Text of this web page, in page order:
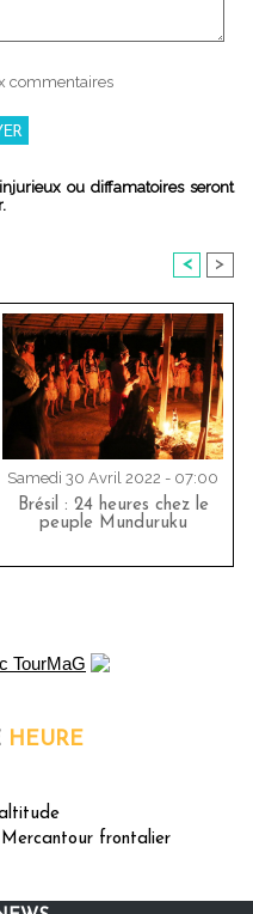
commentaires
ou diffamatoires seront
< >
Samedi 30 Avril 2022 - 07:00
Brésil : 24 heures chez le
peuple Munduruku
HEURE
frontalier